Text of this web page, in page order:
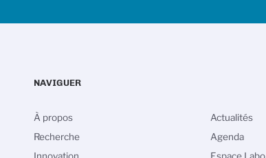
NAVIGUER
À propos
Recherche
Actualités
Agenda